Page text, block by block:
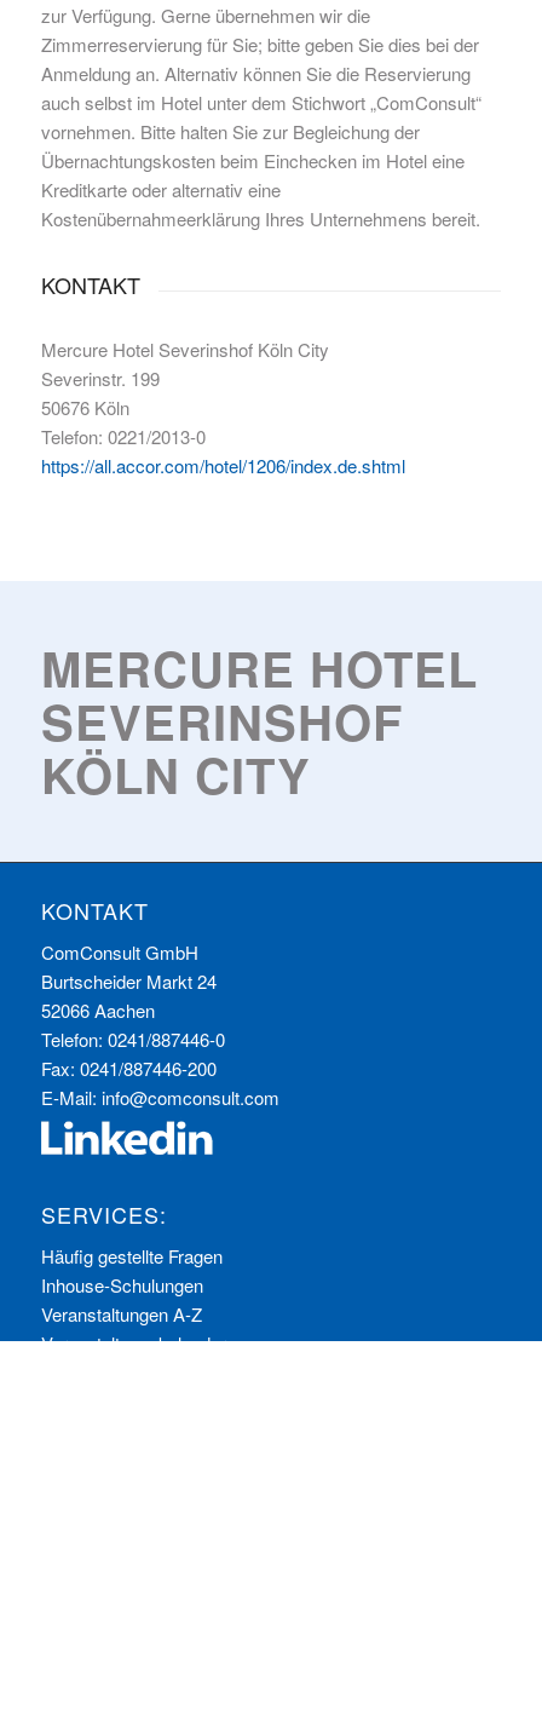
zur Verfügung. Gerne übernehmen wir die
Zimmerreservierung für Sie; bitte geben Sie dies bei der
Anmeldung an. Alternativ können Sie die Reservierung
auch selbst im Hotel unter dem Stichwort „ComConsult“
vornehmen. Bitte halten Sie zur Begleichung der
Übernachtungskosten beim Einchecken im Hotel eine
Kreditkarte oder alternativ eine
Kostenübernahmeerklärung Ihres Unternehmens bereit.
KONTAKT
Mercure Hotel Severinshof Köln City
Severinstr. 199
50676 Köln
Telefon: 0221/2013-0
https://all.accor.com/hotel/1206/index.de.shtml
MERCURE HOTEL
SEVERINSHOF
KÖLN CITY
KONTAKT
ComConsult GmbH
Burtscheider Markt 24
52066 Aachen
Telefon: 0241/887446-0
Fax: 0241/887446-200
E-Mail: info@comconsult.com
SERVICES:
Häufig gestellte Fragen
Inhouse-Schulungen
Veranstaltungen A-Z
Veranstaltungskalender